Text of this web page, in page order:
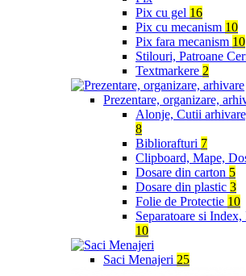
Pix cu gel 16
Pix cu mecanism 10
Pix fara mecanism 10
Stilouri, Patroane
Textmarkere 2
Prezentare, organizare,
Alonje, Cutii
8
Bibliorafturi 7
Clipboard, Mape,
Dosare din carton 5
Dosare din plastic 3
Folie de Protectie 10
Separatoare si
10
Saci Menajeri 25